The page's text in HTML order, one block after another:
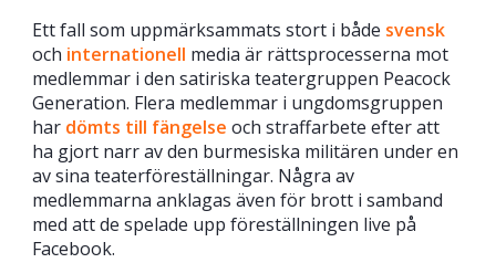
Ett fall som uppmärksammats stort i både svensk
och internationell media är rättsprocesserna mot
medlemmar i den satiriska teatergruppen Peacock
Generation. Flera medlemmar i ungdomsgruppen
har dömts till fängelse och straffarbete efter att
ha gjort narr av den burmesiska militären under en
av sina teaterföreställningar. Några av
medlemmarna anklagas även för brott i samband
med att de spelade upp föreställningen live på
Facebook.